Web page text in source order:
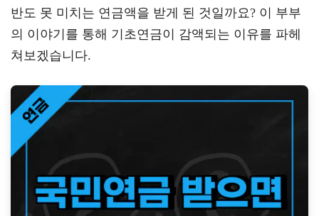
반도 못 미치는 연금액을 받게 된 것일까요? 이 부부
의 이야기를 통해 기초연금이 감액되는 이유를 파헤
쳐보겠습니다.